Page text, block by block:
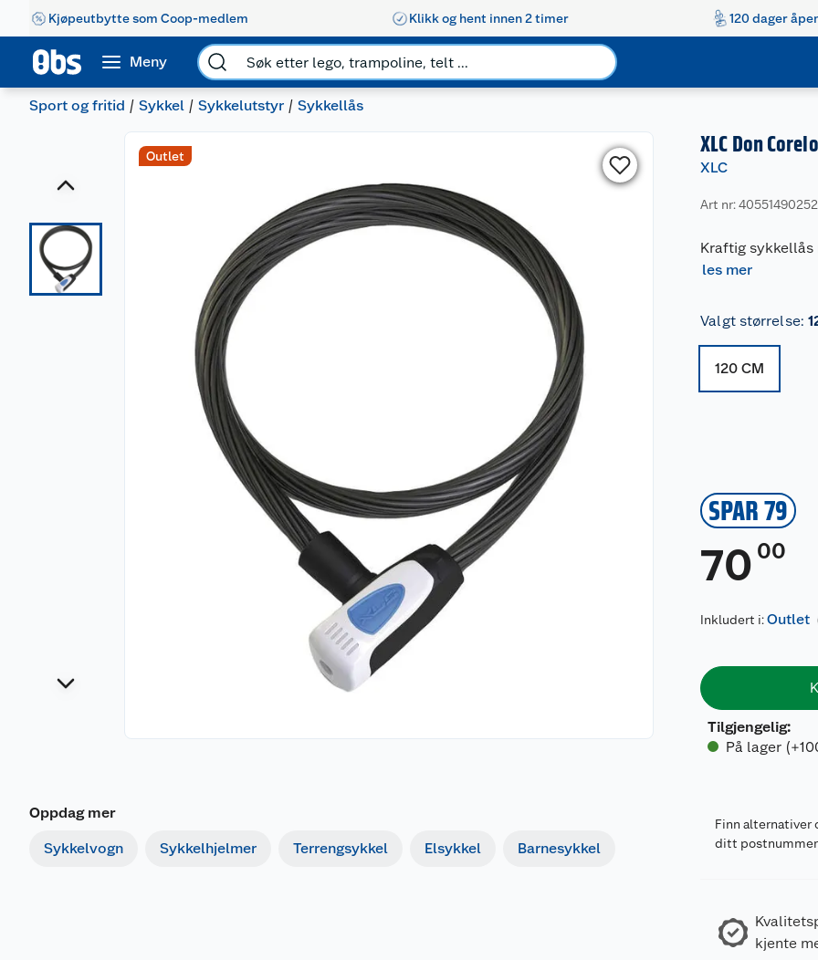
Kjøpeutbytte som Coop-medlem Klikk og hent innen 2 timer 120 dager
Meny
Sport og fritid Sykkel Sykkelutstyr Sykkellås
Outlet
Oppdag mer
Sykkelvogn Sykkelhjelmer Terrengsykkel Elsykkel Barnesykkel
XLC Don
XLC
Art nr:
Kraftig sykkellås
les mer
Valgt størrelse:
120 CM
SPAR 79
70 00
Inkludert i:Outlet
Tilgjengelig:
På lager
Finn alternativer
ditt postnummer
kjente